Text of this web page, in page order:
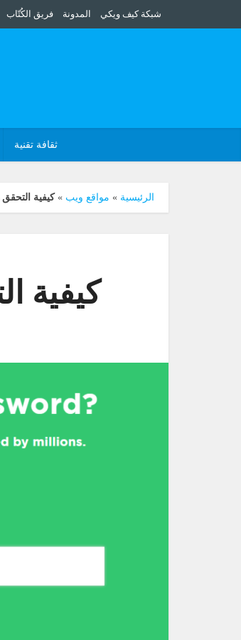
شبكة كيف ويكي المدونة فريق الكُتّاب
ثقافة تقنية
الرئيسية » مواقع ويب »كيفية
كيفية